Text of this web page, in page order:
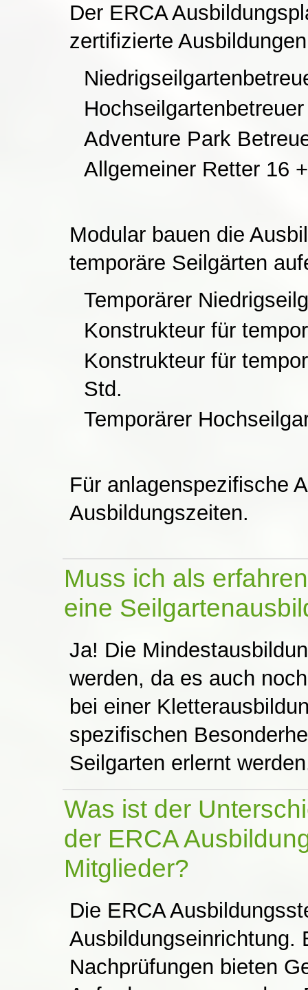
Der ERCA
zertifizierte
Adventure Park
Allgemeiner Retter 16
Modular bauen die
temporäre Seilgärten
Temporärer
Konstrukteur für
Konstrukteur für
Std.
Temporärer
Für anlagenspezifische
Ausbildungszeiten.
Muss ich als
eine
Ja! Die
werden, da es auch
bei einer
spezifischen
Seilgarten erlernt
Was ist der
der ERCA
Mitglieder?
Die ERCA
Ausbildungseinrichtung.
Nachprüfungen bieten